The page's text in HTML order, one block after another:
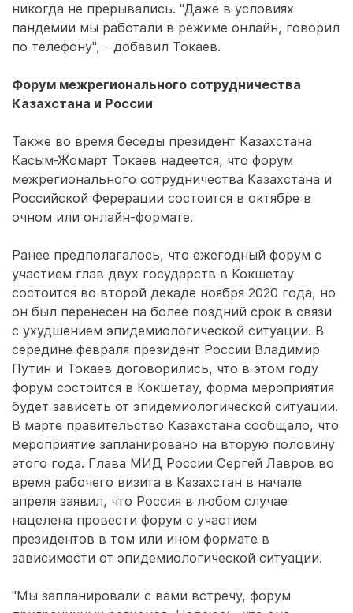
никогда не прерывались. "Даже в условиях
пандемии мы работали в режиме онлайн, говорил
по телефону", - добавил Токаев.
Форум межрегионального сотрудничества
Казахстана и России
Также во время беседы президент Казахстана
Касым-Жомарт Токаев надеется, что форум
межрегионального сотрудничества Казахстана и
Российской Ферерации состоится в октябре в
очном или онлайн-формате.
Ранее предполагалось, что ежегодный форум с
участием глав двух государств в Кокшетау
состоится во второй декаде ноября 2020 года, но
он был перенесен на более поздний срок в связи
с ухудшением эпидемиологической ситуации. В
середине февраля президент России Владимир
Путин и Токаев договорились, что в этом году
форум состоится в Кокшетау, форма мероприятия
будет зависеть от эпидемиологической ситуации.
В марте правительство Казахстана сообщало, что
мероприятие запланировано на вторую половину
этого года. Глава МИД России Сергей Лавров во
время рабочего визита в Казахстан в начале
апреля заявил, что Россия в любом случае
нацелена провести форум с участием
президентов в том или ином формате в
зависимости от эпидемиологической ситуации.
"Мы запланировали с вами встречу, форум